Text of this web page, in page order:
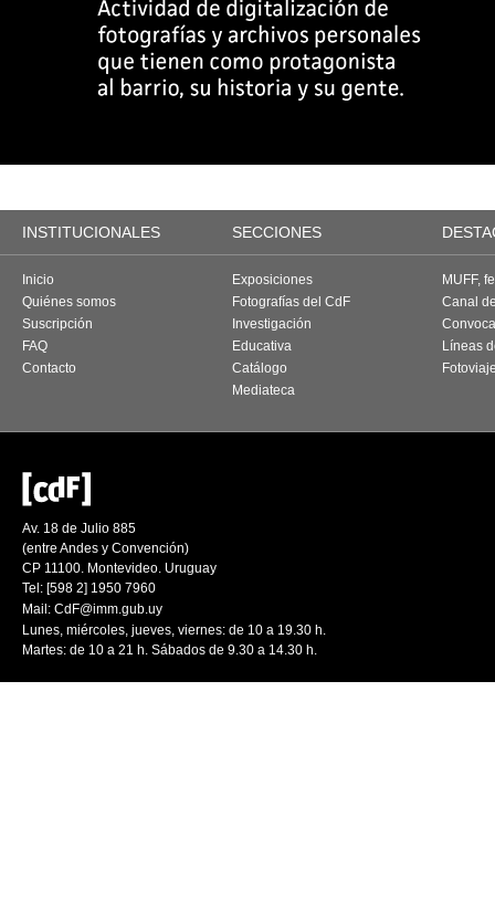
INSTITUCIONALES SECCIONES
Inicio
Quiénes somos
Suscripción
FAQ
Contacto
Exposiciones
Fotografías del CdF
Investigación
Educativa
Catálogo
Mediateca
MUFF,
Canal
Líneas
Av. 18 de Julio 885
(entre Andes y Convención)
CP 11100. Montevideo. Uruguay
Tel: [598 2] 1950 7960
Mail: CdF@imm.gub.uy
Lunes, miércoles, jueves, viernes: de 10 a 19.30 h.
Martes: de 10 a 21 h. Sábados de 9.30 a 14.30 h.